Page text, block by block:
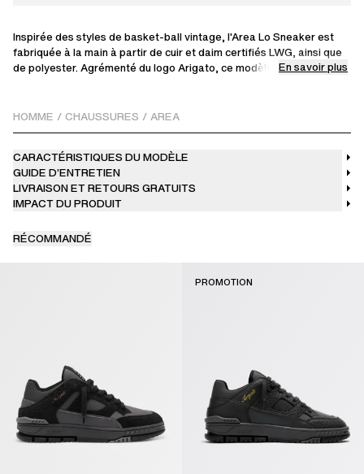
Inspirée des styles de basket-ball vintage, l'Area Lo Sneaker est
fabriquée à la main à partir de cuir et daim certifiés LWG, ainsi que
de polyester. Agrémenté du logo Arigato, ce modèle possède des
En savoir plus
HOMME / CHAUSSURES / AREA
CARACTÉRISTIQUES DU MODÈLE
GUIDE D’ENTRETIEN
LIVRAISON ET RETOURS GRATUITS
IMPACT DU PRODUIT
RÉCOMMANDÉ
PROMOTION